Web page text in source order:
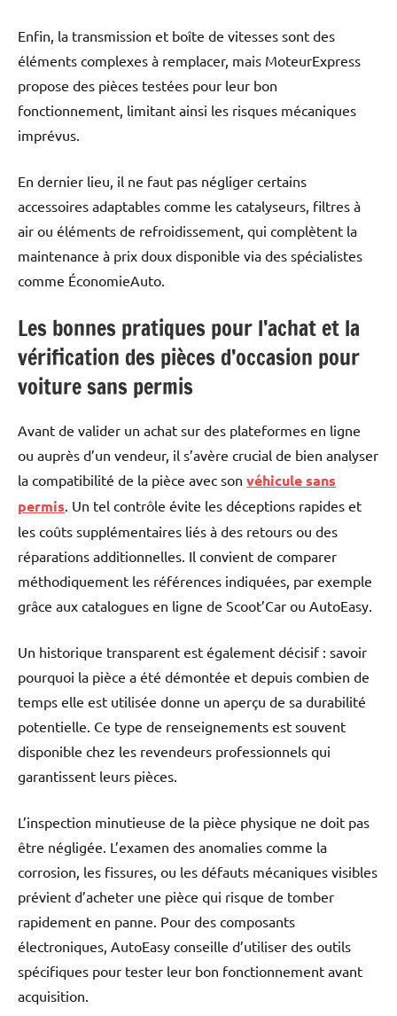
Enfin, la transmission et boîte de vitesses sont des
éléments complexes à remplacer, mais MoteurExpress
propose des pièces testées pour leur bon
fonctionnement, limitant ainsi les risques mécaniques
imprévus.
En dernier lieu, il ne faut pas négliger certains
accessoires adaptables comme les catalyseurs, filtres à
air ou éléments de refroidissement, qui complètent la
maintenance à prix doux disponible via des spécialistes
comme ÉconomieAuto.
Les bonnes pratiques pour l’achat et la
vérification des pièces d’occasion pour
voiture sans permis
Avant de valider un achat sur des plateformes en ligne
ou auprès d’un vendeur, il s’avère crucial de bien analyser
la compatibilité de la pièce avec son véhicule sans
permis. Un tel contrôle évite les déceptions rapides et
les coûts supplémentaires liés à des retours ou des
réparations additionnelles. Il convient de comparer
méthodiquement les références indiquées, par exemple
grâce aux catalogues en ligne de Scoot’Car ou AutoEasy.
Un historique transparent est également décisif : savoir
pourquoi la pièce a été démontée et depuis combien de
temps elle est utilisée donne un aperçu de sa durabilité
potentielle. Ce type de renseignements est souvent
disponible chez les revendeurs professionnels qui
garantissent leurs pièces.
L’inspection minutieuse de la pièce physique ne doit pas
être négligée. L’examen des anomalies comme la
corrosion, les fissures, ou les défauts mécaniques visibles
prévient d’acheter une pièce qui risque de tomber
rapidement en panne. Pour des composants
électroniques, AutoEasy conseille d’utiliser des outils
spécifiques pour tester leur bon fonctionnement avant
acquisition.